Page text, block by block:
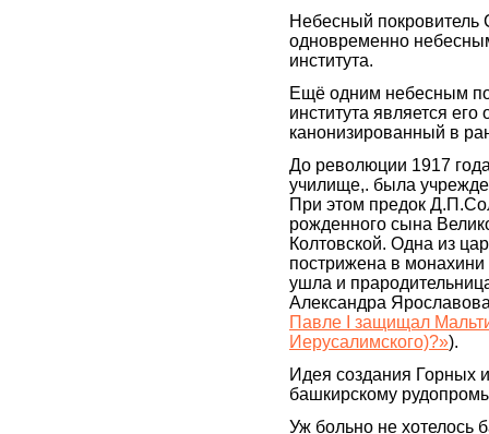
Небесный покровитель
одновременно
института.
Ещё одним небесным
института является
канонизированный в
До революции 1917
училище,. была
При этом предок
рожденного сына
Колтовской. Одна из
пострижена в
ушла и
Александра
Павле I защищал
Иерусалимского)?»).
Идея создания Горных
башкирскому
Уж больно не хотелось